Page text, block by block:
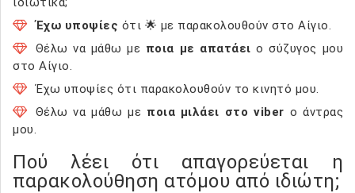
Έχω υποψίες ότι 🌟 με παρακολουθούν στο Αίγιο.
Θέλω να μάθω με ποια με απατάει ο σύζυγος μου
στο Αίγιο.
Έχω υποψίες ότι παρακολουθούν το κινητό μου.
Θέλω να μάθω με ποια μιλάει στο viber ο άντρας
μου.
Πού λέει ότι απαγορεύεται η
παρακολούθηση ατόμου από ιδιώτη;